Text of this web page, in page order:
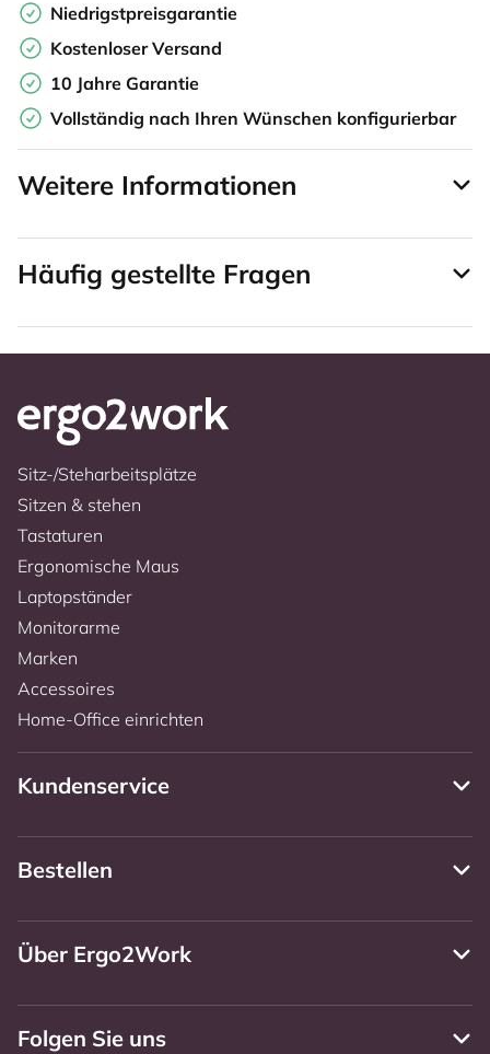
Niedrigstpreisgarantie
Kostenloser Versand
10 Jahre Garantie
Vollständig nach Ihren Wünschen konfigurierbar
Weitere Informationen
Häufig gestellte Fragen
Sitz-/Steharbeitsplätze
Sitzen & stehen
Tastaturen
Ergonomische Maus
Laptopständer
Monitorarme
Marken
Accessoires
Home-Office einrichten
Kundenservice
Bestellen
Über Ergo2Work
Folgen Sie uns